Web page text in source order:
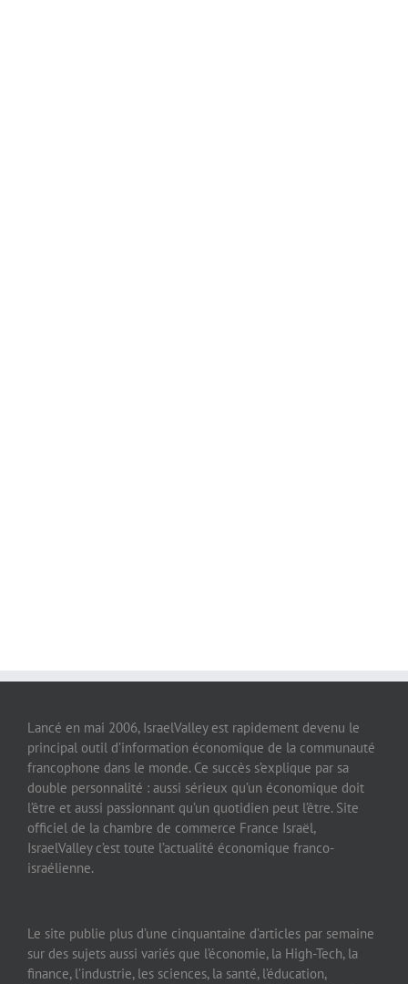
Lancé en mai 2006, IsraelValley est rapidement devenu le
principal outil d’information économique de la communauté
francophone dans le monde. Ce succès s’explique par sa
double personnalité : aussi sérieux qu’un économique doit
l’être et aussi passionnant qu’un quotidien peut l’être. Site
officiel de la chambre de commerce France Israël,
IsraelValley c’est toute l’actualité économique franco-
israélienne.
Le site publie plus d’une cinquantaine d’articles par semaine
sur des sujets aussi variés que l’économie, la High-Tech, la
finance, l’industrie, les sciences, la santé, l’éducation,